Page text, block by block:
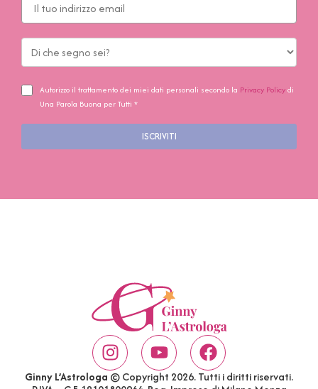
Autorizzo il trattamento dei miei dati personali secondo la Privacy Policydi
Una Parola Buona per Tutti *
ISCRIVITI
Ginny L’Astrologa © Copyright 2026. Tutti i diritti riservati.